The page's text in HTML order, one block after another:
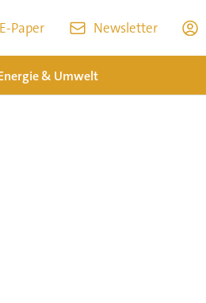
E-Paper Newsletter
& Umwelt